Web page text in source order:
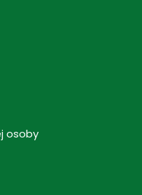
osoby